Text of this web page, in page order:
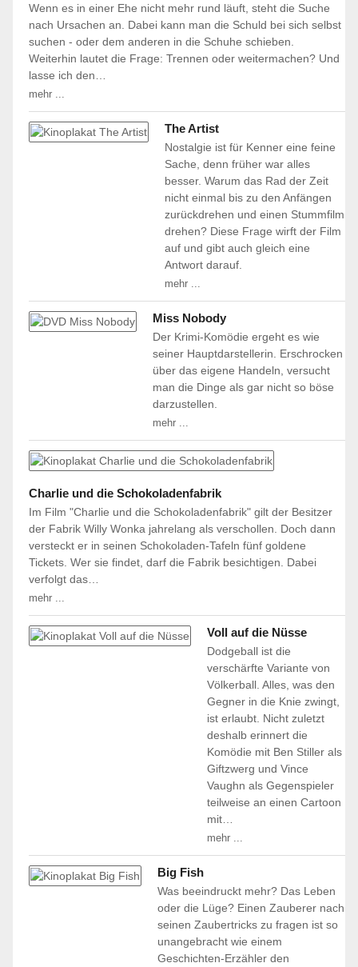
Wenn es in einer Ehe nicht mehr rund läuft, steht die Suche
nach Ursachen an. Dabei kann man die Schuld bei sich selbst
suchen - oder dem anderen in die Schuhe schieben.
Weiterhin lautet die Frage: Trennen oder weitermachen? Und
lasse ich den…
mehr ...
The Artist
Nostalgie ist für Kenner eine feine
Sache, denn früher war alles
besser. Warum das Rad der Zeit
nicht einmal bis zu den Anfängen
zurückdrehen und einen Stummfilm
drehen? Diese Frage wirft der Film
auf und gibt auch gleich eine
Antwort darauf.
mehr ...
Miss Nobody
Der Krimi-Komödie ergeht es wie
seiner Hauptdarstellerin. Erschrocken
über das eigene Handeln, versucht
man die Dinge als gar nicht so böse
darzustellen.
mehr ...
Charlie und die Schokoladenfabrik
Im Film "Charlie und die Schokoladenfabrik" gilt der Besitzer
der Fabrik Willy Wonka jahrelang als verschollen. Doch dann
versteckt er in seinen Schokoladen-Tafeln fünf goldene
Tickets. Wer sie findet, darf die Fabrik besichtigen. Dabei
verfolgt das…
mehr ...
Voll auf die Nüsse
Dodgeball ist die
verschärfte Variante von
Völkerball. Alles, was den
Gegner in die Knie zwingt,
ist erlaubt. Nicht zuletzt
deshalb erinnert die
Komödie mit Ben Stiller als
Giftzwerg und Vince
Vaughn als Gegenspieler
teilweise an einen Cartoon
mit…
mehr ...
Big Fish
Was beeindruckt mehr? Das Leben
oder die Lüge? Einen Zauberer nach
seinen Zaubertricks zu fragen ist so
unangebracht wie einem
Geschichten-Erzähler den